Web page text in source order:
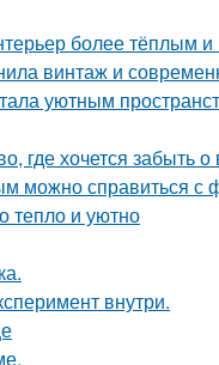
более тёплым
винтаж и
уютным
где хочется забыть
можно справиться с
тепло и уютно
внутри.